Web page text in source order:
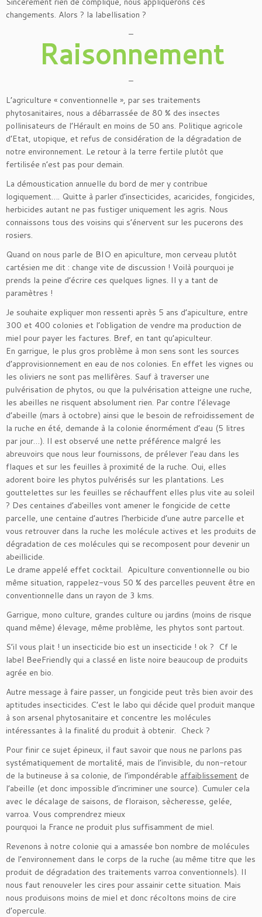
changements. Alors ? la labellisation ?
–
Raisonnement
–
L’agriculture « conventionnelle », par ses traitements
phytosanitaires, nous a débarrassée de 80 % des insectes
pollinisateurs de l’Hérault en moins de 50 ans. Politique agricole
d’Etat, utopique, et refus de considération de la dégradation de
notre environnement. Le retour à la terre fertile plutôt que
fertilisée n’est pas pour demain.
La démoustication annuelle du bord de mer y contribue
logiquement…. Quitte à parler d’insecticides, acaricides, fongicides,
herbicides autant ne pas fustiger uniquement les agris. Nous
connaissons tous des voisins qui s’énervent sur les pucerons des
rosiers.
Quand on nous parle de BIO en apiculture, mon cerveau plutôt
cartésien me dit : change vite de discussion ! Voilà pourquoi je
prends la peine d’écrire ces quelques lignes. Il y a tant de
paramètres !
Je souhaite expliquer mon ressenti après 5 ans d’apiculture, entre
300 et 400 colonies et l’obligation de vendre ma production de
miel pour payer les factures. Bref, en tant qu’apiculteur.
En garrigue, le plus gros problème à mon sens sont les sources
d’approvisionnement en eau de nos colonies. En effet les vignes ou
les oliviers ne sont pas mellifères. Sauf à traverser une
pulvérisation de phytos, ou que la pulvérisation atteigne une ruche,
les abeilles ne risquent absolument rien. Par contre l’élevage
d’abeille (mars à octobre) ainsi que le besoin de refroidissement de
la ruche en été, demande à la colonie énormément d’eau (5 litres
par jour…). Il est observé une nette préférence malgré les
abreuvoirs que nous leur fournissons, de prélever l’eau dans les
flaques et sur les feuilles à proximité de la ruche. Oui, elles
adorent boire les phytos pulvérisés sur les plantations. Les
gouttelettes sur les feuilles se réchauffent elles plus vite au soleil
? Des centaines d’abeilles vont amener le fongicide de cette
parcelle, une centaine d’autres l’herbicide d’une autre parcelle et
vous retrouver dans la ruche les molécule actives et les produits de
dégradation de ces molécules qui se recomposent pour devenir un
abeillicide.
Le drame appelé effet cocktail. Apiculture conventionnelle ou bio
même situation, rappelez-vous 50 % des parcelles peuvent être en
conventionnelle dans un rayon de 3 kms.
Garrigue, mono culture, grandes culture ou jardins (moins de risque
quand même) élevage, même problème, les phytos sont partout.
S’il vous plait ! un insecticide bio est un insecticide ! ok ? Cf le
label BeeFriendly qui a classé en liste noire beaucoup de produits
agrée en bio.
Autre message à faire passer, un fongicide peut très bien avoir des
aptitudes insecticides. C’est le labo qui décide quel produit manque
à son arsenal phytosanitaire et concentre les molécules
intéressantes à la finalité du produit à obtenir. Check ?
Pour finir ce sujet épineux, il faut savoir que nous ne parlons pas
systématiquement de mortalité, mais de l’invisible, du non-retour
de la butineuse à sa colonie, de l’impondérable affaiblissement de
l’abeille (et donc impossible d’incriminer une source). Cumuler cela
avec le décalage de saisons, de floraison, sècheresse, gelée,
varroa. Vous comprendrez mieux
pourquoi la France ne produit plus suffisamment de miel.
Revenons à notre colonie qui a amassée bon nombre de molécules
de l’environnement dans le corps de la ruche (au même titre que les
produit de dégradation des traitements varroa conventionnels). Il
nous faut renouveler les cires pour assainir cette situation. Mais
nous produisons moins de miel et donc récoltons moins de cire
d’opercule.